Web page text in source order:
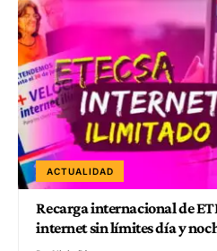
ACTUALIDAD
Recarga internacional de
internet sin límites día y